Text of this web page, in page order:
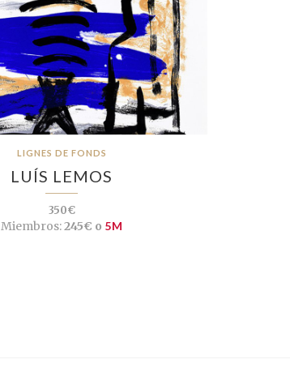
LIGNES DE FONDS
LUÍS LEMOS
350€
Miembros:245€ o 5M